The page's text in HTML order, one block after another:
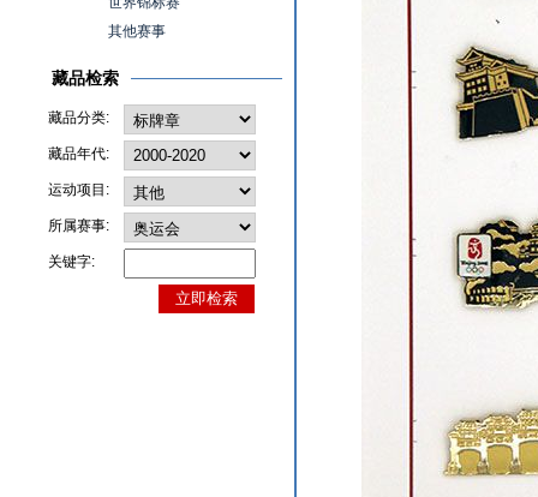
其他赛事
藏品检索
藏品分类:
藏品年代:
运动项目:
所属赛事:
关键字: